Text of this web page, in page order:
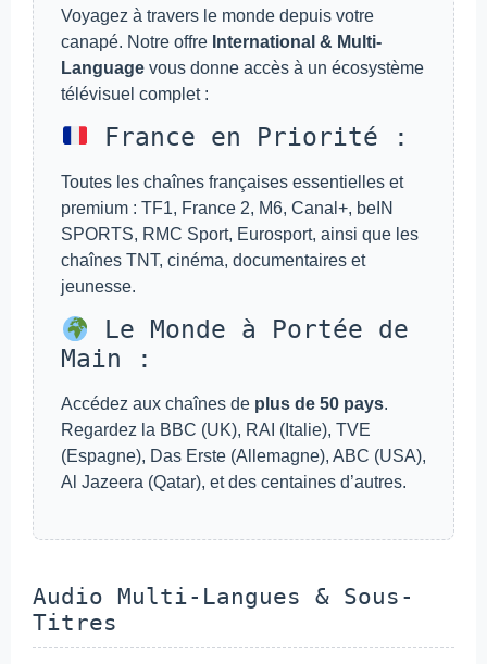
Voyagez à travers le monde depuis votre
canapé. Notre offre International & Multi-
Language vous donne accès à un écosystème
télévisuel complet :
France en Priorité :
Toutes les chaînes françaises essentielles et
premium : TF1, France 2, M6, Canal+, beIN
SPORTS, RMC Sport, Eurosport, ainsi que les
chaînes TNT, cinéma, documentaires et
jeunesse.
Le Monde à Portée de
Main :
Accédez aux chaînes de plus de 50 pays.
Regardez la BBC (UK), RAI (Italie), TVE
(Espagne), Das Erste (Allemagne), ABC (USA),
Al Jazeera (Qatar), et des centaines d’autres.
Audio Multi-Langues & Sous-
Titres